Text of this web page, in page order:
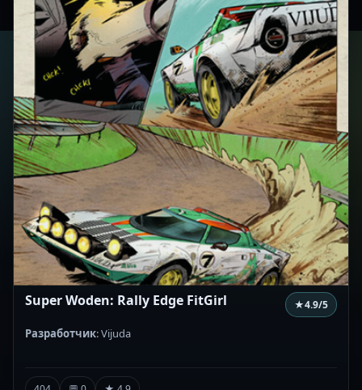
Super Woden: Rally Edge FitGirl ★4.9/5
Разработчик: Vijuda